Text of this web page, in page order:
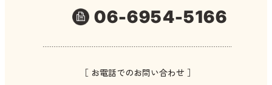
06-6954-5166
［ お電話でのお問い合わせ ］